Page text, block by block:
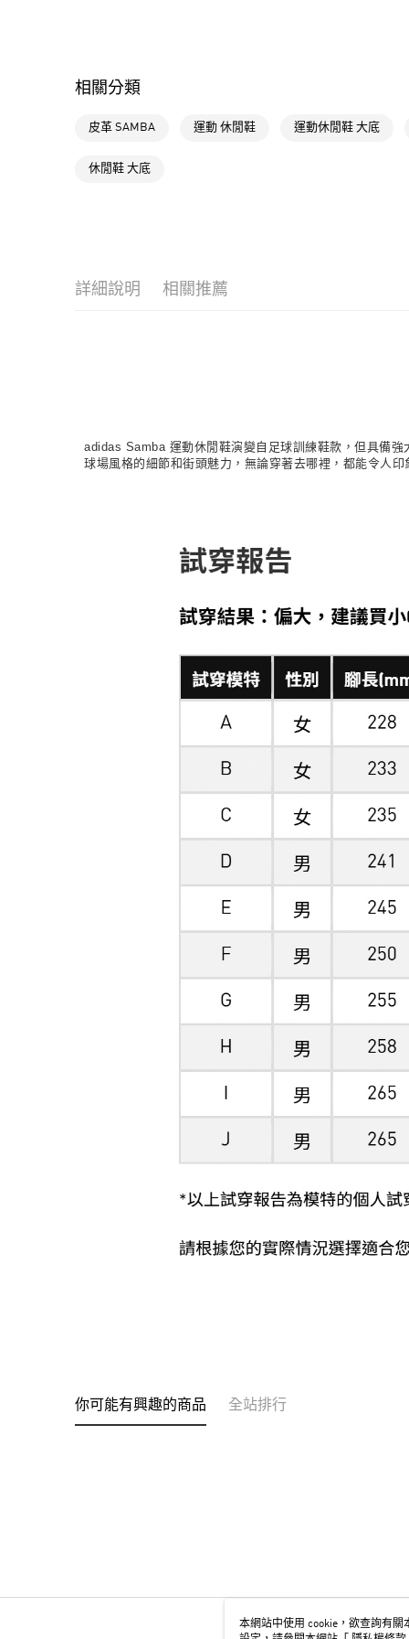
相關分類
皮革 SAMBA 運動 休閒鞋 運動休閒鞋 大底
休閒鞋 大底
詳細說明 相關推薦
adidas Samba 運動休閒鞋演變自足球訓練鞋款，但具備
球場風格的細節和街頭魅力，無論穿著去哪裡，都能令人
你可能有興趣的商品 全站排行
本網站中使用 cookie，欲查詢有關